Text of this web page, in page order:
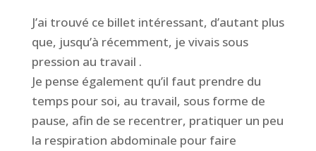
J’ai trouvé ce billet intéressant, d’autant plus
que, jusqu’à récemment, je vivais sous
pression au travail .
Je pense également qu’il faut prendre du
temps pour soi, au travail, sous forme de
pause, afin de se recentrer, pratiquer un peu
la respiration abdominale pour faire